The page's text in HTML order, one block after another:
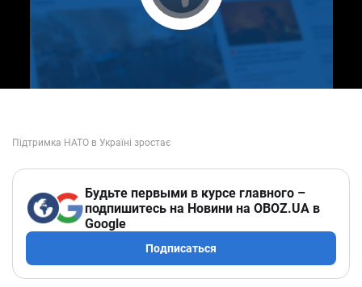
Play Video
Будьте первыми в курсе главного –
подпишитесь на Новини на OBOZ.UA в
Google
Подписаться